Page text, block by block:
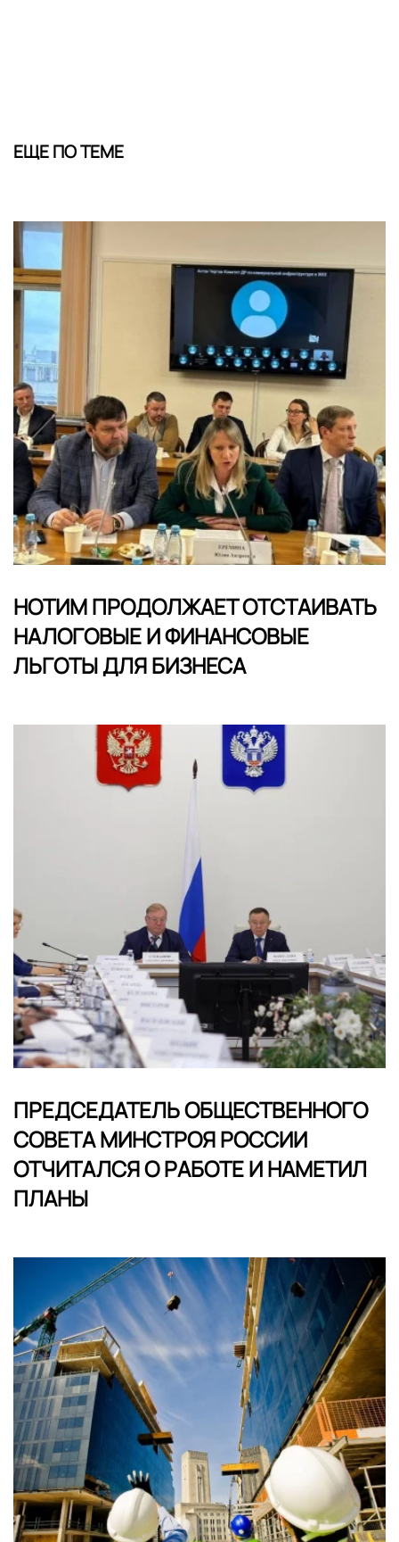
ЕЩЕ ПО ТЕМЕ
НОТИМ ПРОДОЛЖАЕТ ОТСТАИВАТЬ
НАЛОГОВЫЕ И ФИНАНСОВЫЕ
ЛЬГОТЫ ДЛЯ БИЗНЕСА
ПРЕДСЕДАТЕЛЬ ОБЩЕСТВЕННОГО
СОВЕТА МИНСТРОЯ РОССИИ
ОТЧИТАЛСЯ О РАБОТЕ И НАМЕТИЛ
ПЛАНЫ